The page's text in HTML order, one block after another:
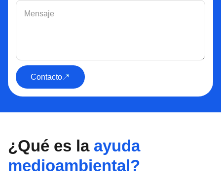
Contacto
¿Qué es la ayuda
medioambiental?